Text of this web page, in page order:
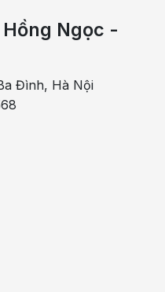
mặt cũng là biểu hiện
tiêu hóa. Do chế độ ăn
Ngọc -
Đình, Hà Nội